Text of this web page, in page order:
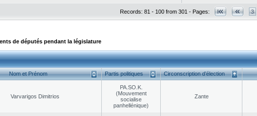
Records: 81 - 100 from 301 - Pages: 3
de députés pendant la législature
Nom et Prénom Partis politiques Circonscription d’élection
Varvarigos Dimitrios
PA.SO.K.
(Mouvement
socialise
panhellénique)
Zante